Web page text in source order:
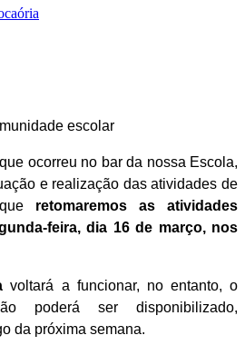
escolar
ocorreu no bar da nossa Escola,
e realização das atividades de
retomaremos as atividades
feira, dia 16 de março, nos
voltará a funcionar, no entanto, o
poderá ser disponibilizado,
da próxima semana.